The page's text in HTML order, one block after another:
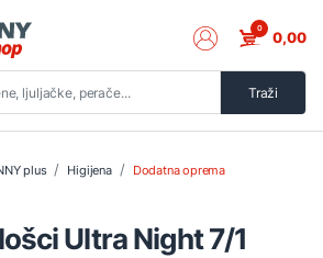
Traži
0 0,00
plus Higijena Dodatna oprema
Ultra Night 7/1